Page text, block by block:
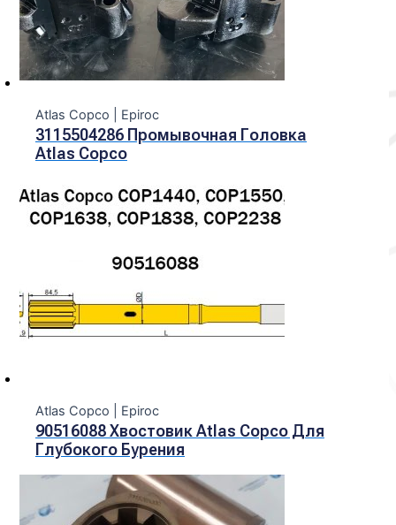
Atlas Copco | Epiroc
3115504286 Промывочная Головка
Atlas Copco
Atlas Copco | Epiroc
90516088 Хвостовик Atlas Copco Для
Глубокого Бурения